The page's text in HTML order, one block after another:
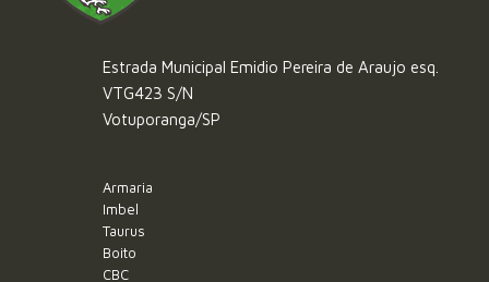
Estrada Municipal Emidio Pereira de Araujo esq.
VTG423 S/N
Votuporanga/SP
Armaria
Imbel
Taurus
Boito
CBC